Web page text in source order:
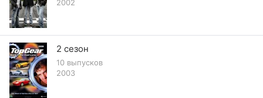
2002
2 сезон
10 выпусков
2003